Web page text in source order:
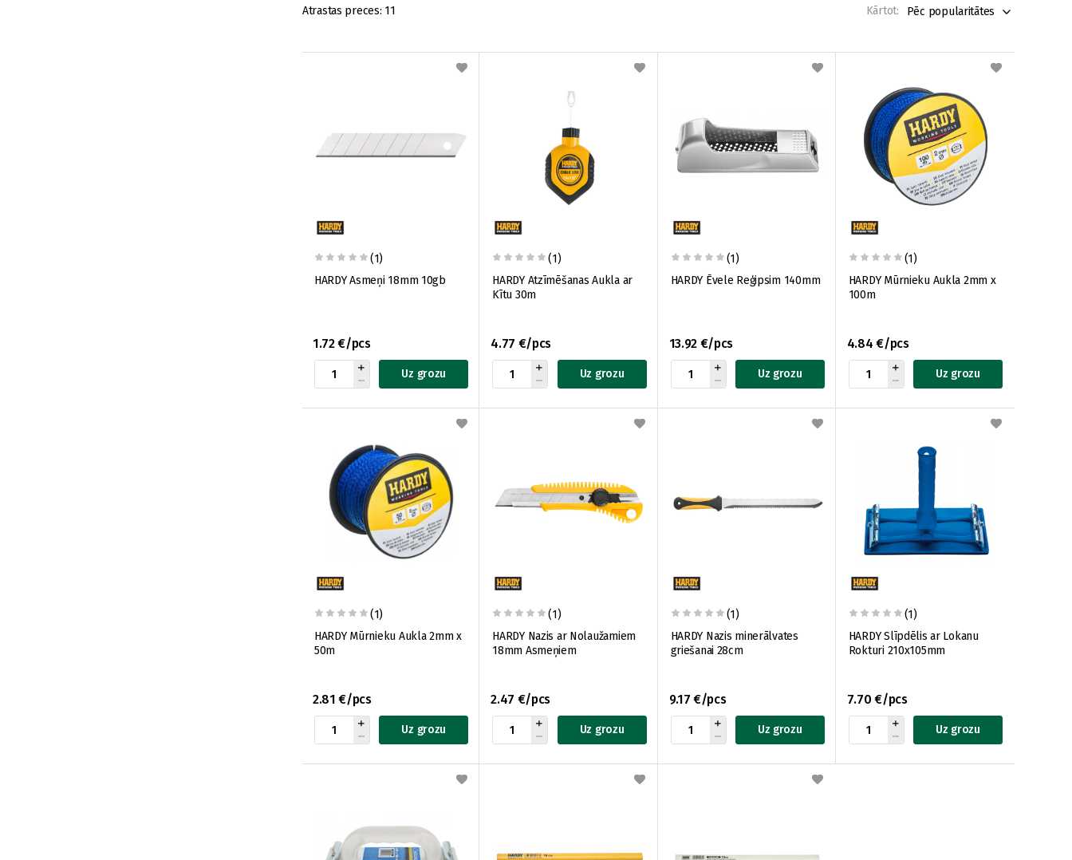
Atrastas preces: 11 Kārtot: Pēc popularitātes
(1)
HARDY Asmeņi 18mm 10gb
1.72 €/pcs
Uz grozu
(1)
HARDY Atzīmēšanas Aukla ar
Kītu 30m
4.77 €/pcs
Uz grozu
(1)
HARDY Ēvele Reģipsim 140mm
13.92 €/pcs
Uz grozu
(1)
HARDY Mūrnieku Aukla 2mm x
100m
4.84 €/pcs
Uz grozu
(1)
HARDY Mūrnieku Aukla 2mm x
50m
2.81 €/pcs
Uz grozu
(1)
HARDY Nazis ar Nolaužamiem
18mm Asmeņiem
2.47 €/pcs
Uz grozu
(1)
HARDY Nazis minerālvates
griešanai 28cm
9.17 €/pcs
Uz grozu
(1)
HARDY Slīpdēlis ar Lokanu
Rokturi 210x105mm
7.70 €/pcs
Uz grozu